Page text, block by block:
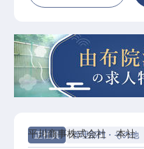
正社員 管理部門・その他
平川商事株式会社 本社